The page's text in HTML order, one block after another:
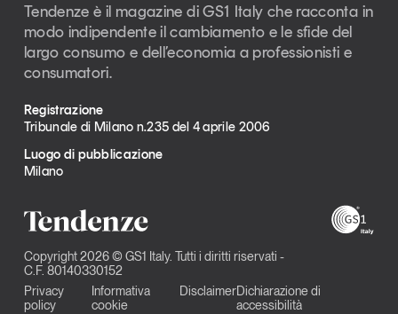
Tendenze è il magazine di GS1 Italy che racconta in
modo indipendente il cambiamento e le sfide del
largo consumo e dell’economia a professionisti e
consumatori.
Registrazione
Tribunale di Milano n.235 del 4 aprile 2006
Luogo di pubblicazione
Milano
Copyright 2026 © GS1 Italy. Tutti i diritti riservati -
C.F. 80140330152
Privacy
policy
Informativa
cookie
DisclaimerDichiarazione di
accessibilità